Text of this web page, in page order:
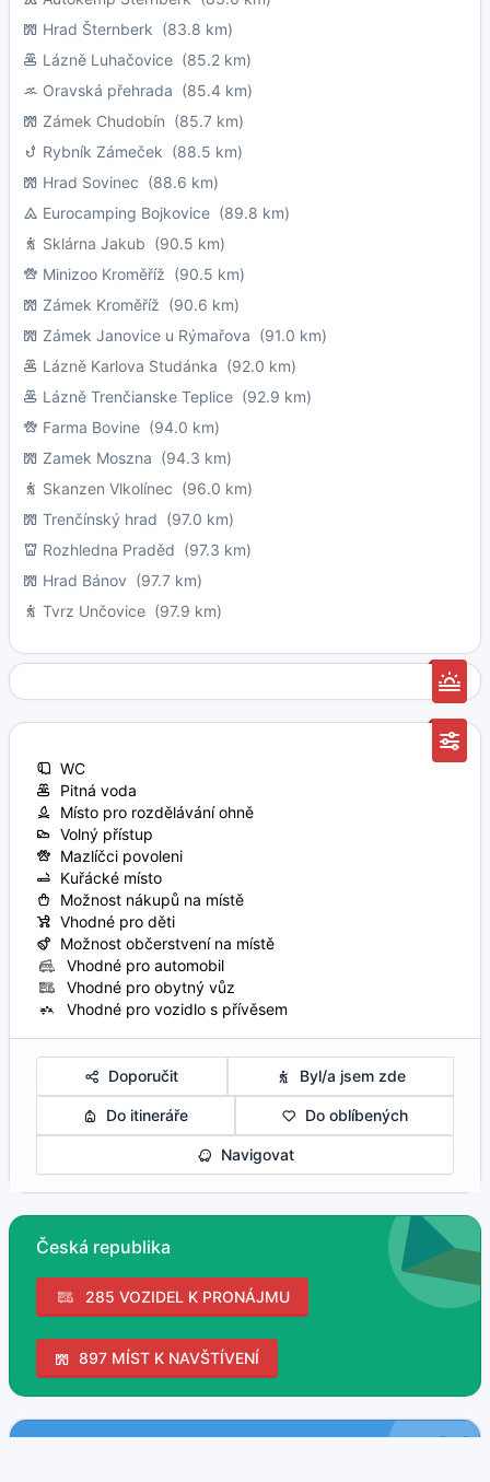
Hrad Šternberk (83.8 km)
Lázně Luhačovice (85.2 km)
Oravská přehrada (85.4 km)
Zámek Chudobín (85.7 km)
Rybník Zámeček (88.5 km)
Hrad Sovinec (88.6 km)
Eurocamping Bojkovice (89.8 km)
Sklárna Jakub (90.5 km)
Minizoo Kroměříž (90.5 km)
Zámek Kroměříž (90.6 km)
Zámek Janovice u Rýmařova (91.0 km)
Lázně Karlova Studánka (92.0 km)
Lázně Trenčianske Teplice (92.9 km)
Farma Bovine (94.0 km)
Zamek Moszna (94.3 km)
Skanzen Vlkolínec (96.0 km)
Trenčínský hrad (97.0 km)
Rozhledna Praděd (97.3 km)
Hrad Bánov (97.7 km)
Tvrz Unčovice (97.9 km)
WC
Pitná voda
Místo pro rozdělávání ohně
Volný přístup
Mazlíčci povoleni
Kuřácké místo
Možnost nákupů na místě
Vhodné pro děti
Možnost občerstvení na místě
Vhodné pro automobil
Vhodné pro obytný vůz
Vhodné pro vozidlo s přívěsem
Doporučit Byl/a jsem zde
Do itineráře Do oblíbených
Navigovat
Česká republika
285 VOZIDEL K PRONÁJMU
897 MÍST K NAVŠTÍVENÍ